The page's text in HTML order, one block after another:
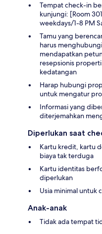
Tempat check-in
kunjungi: [Room
weekdays/1-8 PM
Tamu yang
harus
mendapatkan
resepsionis
kedatangan
Harap hubungi
untuk mengatur
Informasi yang
diterjemahkan
Diperlukan saat
Kartu kredit, kartu
biaya tak terduga
Kartu identitas
diperlukan
Usia minimal untuk
Anak-anak
Tidak ada tempat